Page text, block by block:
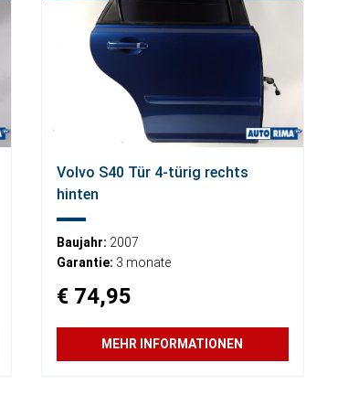
Volvo S40 Tür 4-türig rechts
hinten
Baujahr: 2007
Garantie: 3 monate
€ 74,95
MEHR INFORMATIONEN